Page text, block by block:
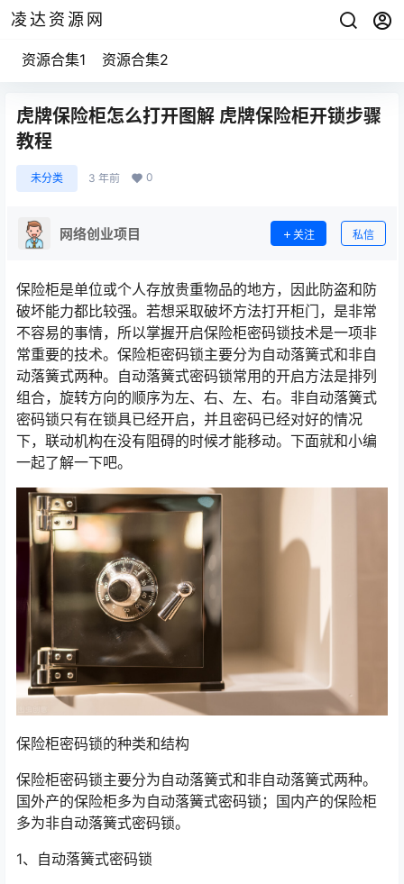
凌达资源网
资源合集1 资源合集2
虎牌保险柜怎么打开图解 虎牌保险柜开锁步骤
教程
未分类 3 年前 0
网络创业项目 关注 私信
保险柜是单位或个人存放贵重物品的地方，因此防盗和防
破坏能力都比较强。若想采取破坏方法打开柜门，是非常
不容易的事情，所以掌握开启保险柜密码锁技术是一项非
常重要的技术。保险柜密码锁主要分为自动落簧式和非自
动落簧式两种。自动落簧式密码锁常用的开启方法是排列
组合，旋转方向的顺序为左、右、左、右。非自动落簧式
密码锁只有在锁具已经开启，并且密码已经对好的情况
下，联动机构在没有阻碍的时候才能移动。下面就和小编
一起了解一下吧。
保险柜密码锁的种类和结构
保险柜密码锁主要分为自动落簧式和非自动落簧式两种。
国外产的保险柜多为自动落簧式密码锁；国内产的保险柜
多为非自动落簧式密码锁。
1、自动落簧式密码锁